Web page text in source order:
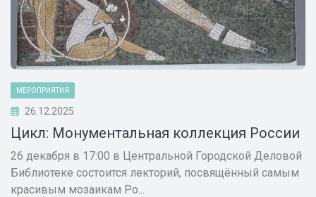
МЕРОПРИЯТИЯ
26.12.2025
Цикл: Монументальная коллекция России
26 декабря в 17:00 в Центральной Городской Деловой
Библиотеке состоится лекторий, посвящённый самым
красивым мозаикам Ро...